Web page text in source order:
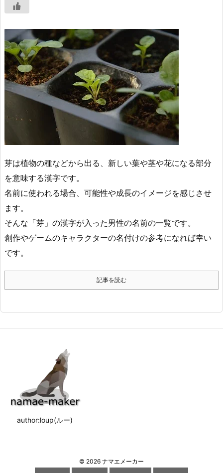
芽は植物の種などから出る、新しい葉や茎や花になる部分
を意味する漢字です。
名前に使われる場合、可能性や成長のイメージを感じさせ
ます。
そんな「芽」の漢字が入った男性の名前の一覧です。
創作やゲームのキャラクターの名付けの参考になれば幸い
です。
記事を読む
author:loup(ルー)
© 2026 ナマエメーカー